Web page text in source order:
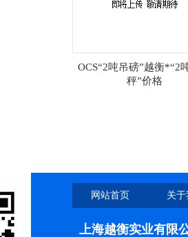
OCS“2吨吊磅”越衡*“2
秤”价格
网站首页 关
上海越衡实业有限